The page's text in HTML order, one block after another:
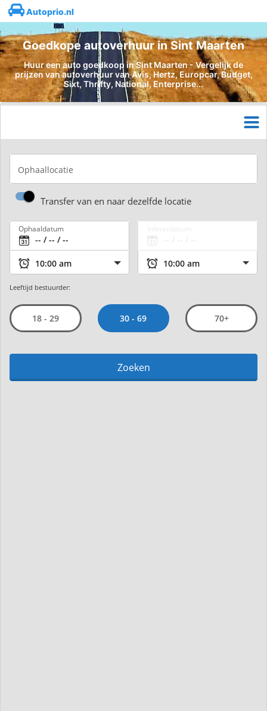
Autoprio.nl
Goedkope autoverhuur in Sint Maarten
Huur een auto goedkoop in Sint Maarten - Vergelijk de
prijzen van autoverhuur van Avis, Hertz, Europcar, Budget,
Sixt, Thrifty, National, Enterprise...
Ophaallocatie
Transfer van en naar dezelfde locatie
Ophaaldatum
Leeftijd bestuurder:
18 - 29 30 - 69 70+
Zoeken